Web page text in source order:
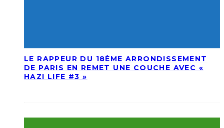
LE RAPPEUR DU 18ÈME ARRONDISSEMENT
DE PARIS EN REMET UNE COUCHE AVEC «
HAZI LIFE #3 »